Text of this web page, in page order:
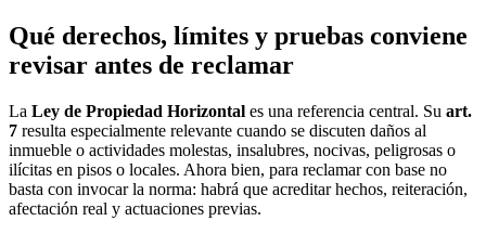
Qué derechos, límites y pruebas conviene
revisar antes de reclamar
La Ley de Propiedad Horizontal es una referencia central. Su art.
7 resulta especialmente relevante cuando se discuten daños al
inmueble o actividades molestas, insalubres, nocivas, peligrosas o
ilícitas en pisos o locales. Ahora bien, para reclamar con base no
basta con invocar la norma: habrá que acreditar hechos, reiteración,
afectación real y actuaciones previas.